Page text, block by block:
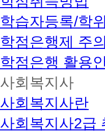
학습자등록/학
학점은행제 주
학점은행 활용
사회복지사
사회복지사란
사회복지사2급